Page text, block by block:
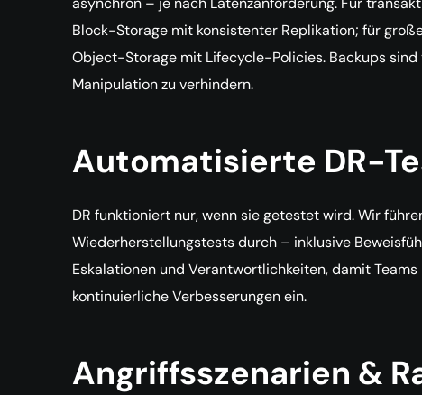
Block-Storage mit konsistenter Replikation; für
Object-Storage mit Lifecycle-Policies. Backups
Manipulation zu verhindern.
Automatisierte DR-
DR funktioniert nur, wenn sie getestet wird. Wir
Wiederherstellungstests durch – inklusive
Eskalationen und Verantwortlichkeiten, damit
kontinuierliche Verbesserungen ein.
Angriffsszenarien &